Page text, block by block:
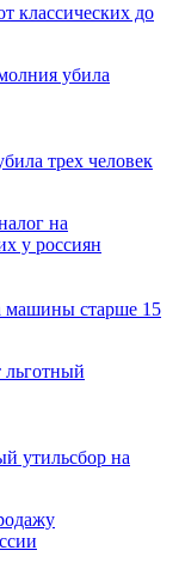
классических до
трех человек
машины старше 15
утильсбор на